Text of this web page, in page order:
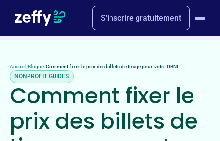
S'inscrire gratuitement
Accueil /Blogue/Comment fixer le prix des billets de tirage pour votre OBNL
NONPROFIT GUIDES
Comment fixer le
prix des billets de